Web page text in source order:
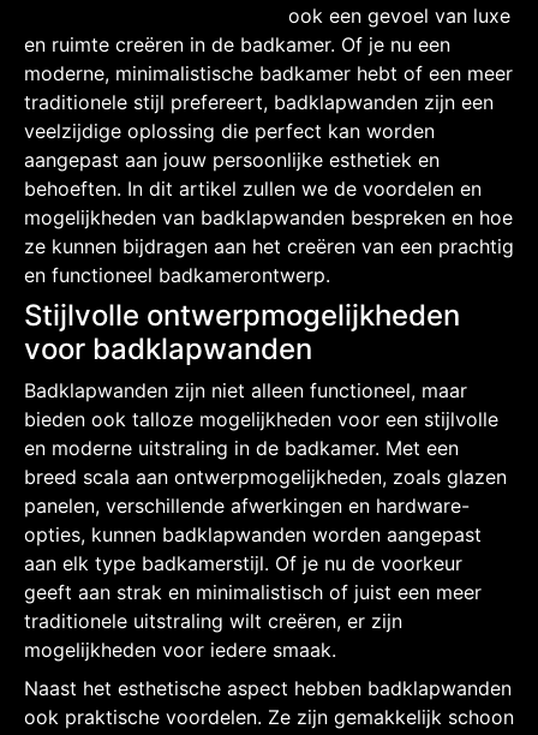
ook een gevoel van luxe
en ruimte creëren in de badkamer. Of je nu een
moderne, minimalistische badkamer hebt of een meer
traditionele stijl prefereert, badklapwanden zijn een
veelzijdige oplossing die perfect kan worden
aangepast aan jouw persoonlijke esthetiek en
behoeften. In dit artikel zullen we de voordelen en
mogelijkheden van badklapwanden bespreken en hoe
ze kunnen bijdragen aan het creëren van een prachtig
en functioneel badkamerontwerp.
Stijlvolle ontwerpmogelijkheden
voor badklapwanden
Badklapwanden zijn niet alleen functioneel, maar
bieden ook talloze mogelijkheden voor een stijlvolle
en moderne uitstraling in de badkamer. Met een
breed scala aan ontwerpmogelijkheden, zoals glazen
panelen, verschillende afwerkingen en hardware-
opties, kunnen badklapwanden worden aangepast
aan elk type badkamerstijl. Of je nu de voorkeur
geeft aan strak en minimalistisch of juist een meer
traditionele uitstraling wilt creëren, er zijn
mogelijkheden voor iedere smaak.
Naast het esthetische aspect hebben badklapwanden
ook praktische voordelen. Ze zijn gemakkelijk schoon